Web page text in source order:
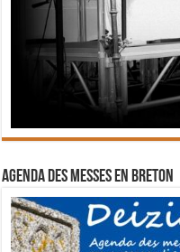
Agenda des messes en breton